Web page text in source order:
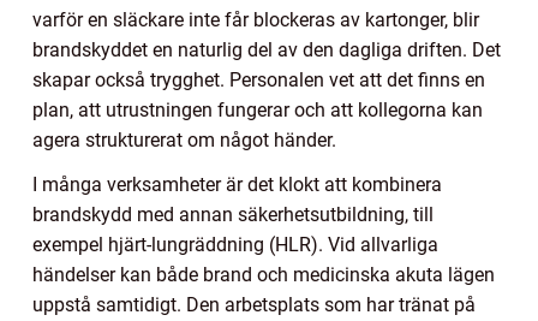
varför en släckare inte får blockeras av kartonger, blir
brandskyddet en naturlig del av den dagliga driften. Det
skapar också trygghet. Personalen vet att det finns en
plan, att utrustningen fungerar och att kollegorna kan
agera strukturerat om något händer.
I många verksamheter är det klokt att kombinera
brandskydd med annan säkerhetsutbildning, till
exempel hjärt-lungräddning (HLR). Vid allvarliga
händelser kan både brand och medicinska akuta lägen
uppstå samtidigt. Den arbetsplats som har tränat på